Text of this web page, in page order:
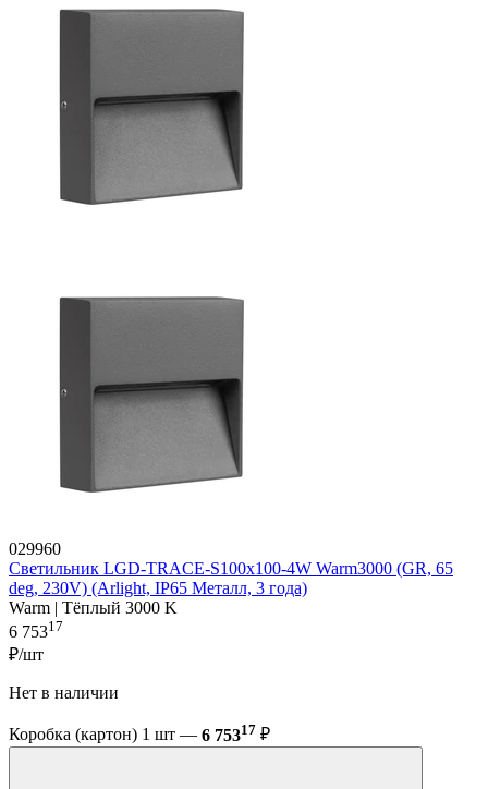
029960
Светильник LGD-TRACE-S100x100-4W Warm3000 (GR, 65
deg, 230V) (Arlight, IP65 Металл, 3 года)
Warm | Тёплый 3000 K
6 75317
₽/шт
Нет в наличии
Коробка (картон) 1 шт — 6 75317 ₽